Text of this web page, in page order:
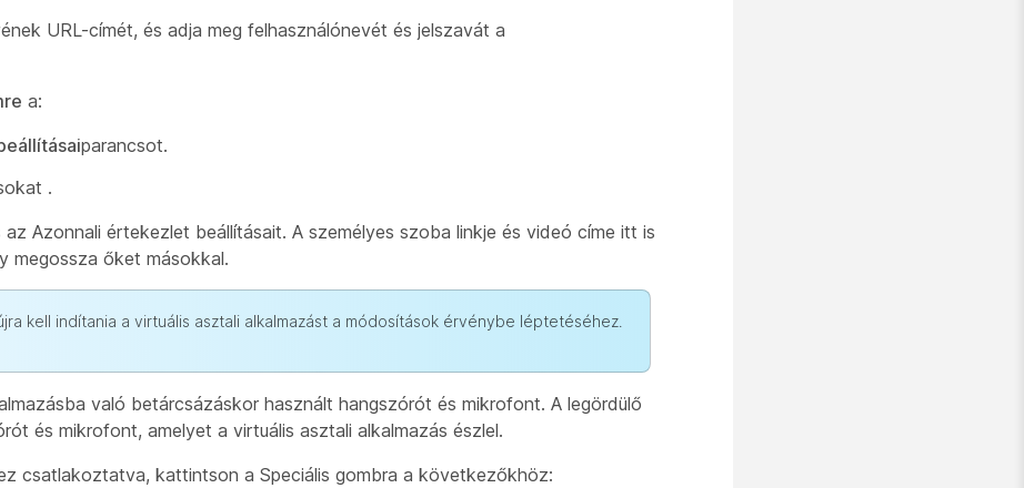
URL-címét, és adja meg felhasználónevét és jelszavát a
a:
parancsot.
.
Azonnali értekezlet beállításait. A személyes szoba linkje és videó címe itt is
megossza őket másokkal.
kell indítania a virtuális asztali alkalmazást a módosítások érvénybe léptetéséhez.
való betárcsázáskor használt hangszórót és mikrofont. A legördülő
és mikrofont, amelyet a virtuális asztali alkalmazás észlel.
csatlakoztatva, kattintson a Speciális gombra a következőkhöz: